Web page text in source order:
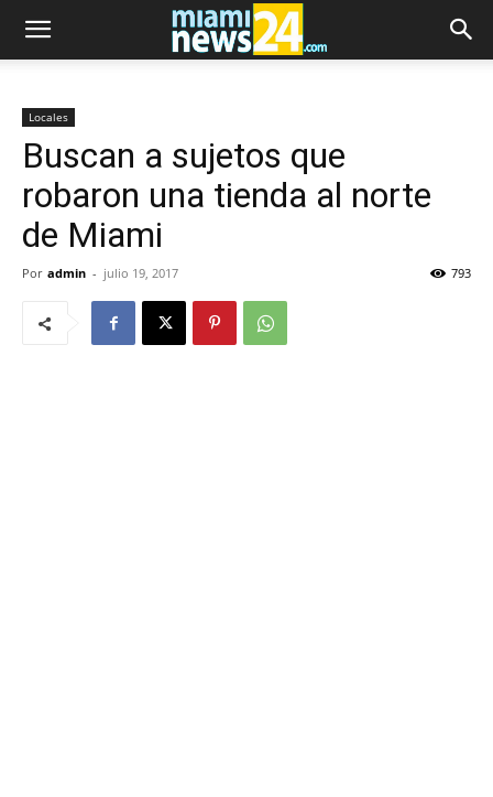
Locales
Buscan a sujetos que
robaron una tienda al norte
de Miami
Por admin - julio 19, 2017 793